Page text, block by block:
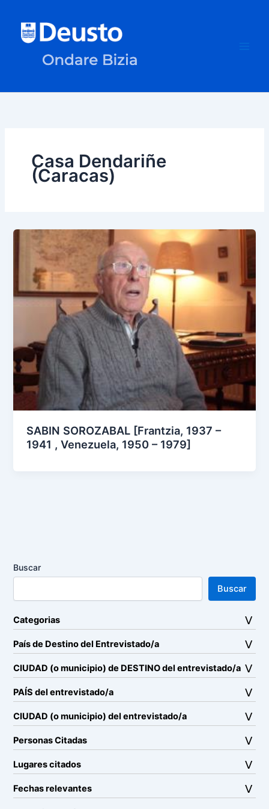
contenido
Casa Dendariñe
(Caracas)
SABIN SOROZABAL [Frantzia, 1937 –
1941 , Venezuela, 1950 – 1979]
Buscar
Buscar
Categorias
País de Destino del Entrevistado/a
CIUDAD (o municipio) de DESTINO del entrevistado/a
PAÍS del entrevistado/a
CIUDAD (o municipio) del entrevistado/a
Personas Citadas
Lugares citados
Fechas relevantes